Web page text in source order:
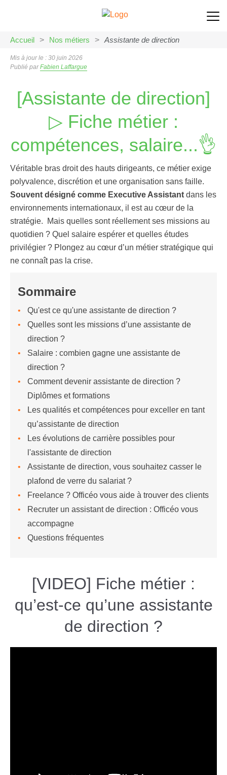
Accueil > Nos métiers > Assistante de direction
Mis à jour le : 30 juin 2026
Publié parFabien Laffargue
[Assistante de direction]
▷ Fiche métier :
compétences, salaire...👌
Véritable bras droit des hauts dirigeants, ce métier exige
polyvalence, discrétion et une organisation sans faille.
Souvent désigné comme Executive Assistant dans les
environnements internationaux, il est au cœur de la
stratégie. Mais quelles sont réellement ses missions au
quotidien ? Quel salaire espérer et quelles études
privilégier ? Plongez au cœur d’un métier stratégique qui
ne connaît pas la crise.
Sommaire
Qu'est ce qu'une assistante de direction ?
Quelles sont les missions d’une assistante de
direction ?
Salaire : combien gagne une assistante de
direction ?
Comment devenir assistante de direction ?
Diplômes et formations
Les qualités et compétences pour exceller en tant
qu’assistante de direction
Les évolutions de carrière possibles pour
l'assistante de direction
Assistante de direction, vous souhaitez casser le
plafond de verre du salariat ?
Freelance ? Officéo vous aide à trouver des clients
Recruter un assistant de direction : Officéo vous
accompagne
Questions fréquentes
[VIDEO] Fiche métier :
qu’est-ce qu’une assistante
de direction ?